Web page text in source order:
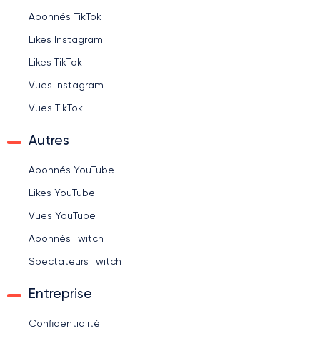
Abonnés TikTok
Likes Instagram
Likes TikTok
Vues Instagram
Vues TikTok
Autres
Abonnés YouTube
Likes YouTube
Vues YouTube
Abonnés Twitch
Spectateurs Twitch
Entreprise
Confidentialité